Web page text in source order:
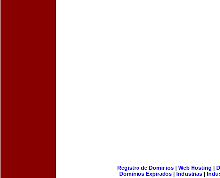
Registro de Dominios| Web Hosting |
Dominios Expirados | Industrias |